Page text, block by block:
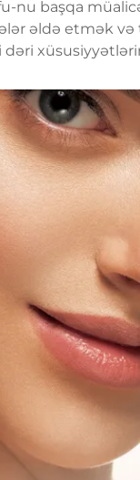
nu başqa
əldə etmək və